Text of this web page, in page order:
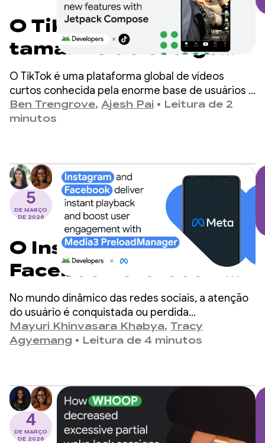
O TikTok reduz o
tamanho do código
em 58% e melhora o
desempenho do app
para novos recursos
Compose
O TikTok é uma plataforma global de vídeos
curtos conhecida pela enorme base de usuários e
recursos inovadores.
Ben Trengrove, Ajesh Pai • Leitura de 2
minutos
5
DE MARÇO
DE 2026
O Instagram e o
Facebook oferecem
reprodução
instantânea e
aumentam o
usuário com o Media3
PreloadManager
No mundo dinâmico das redes sociais, a atenção
do usuário é conquistada ou perdida
rapidamente. Os apps da Meta (Facebook e
Instagram) estão entre as maiores plataformas
Mayuri Khinvasara Khabya, Tracy
Agyemang • Leitura de 4 minutos
4
DE MARÇO
DE 2026